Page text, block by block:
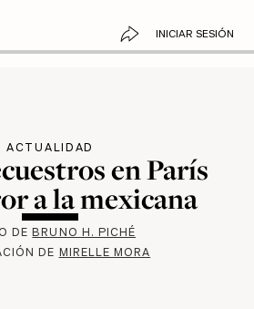
INICIAR SESIÓN
ACTUALIDAD
en París
a la mexicana
DEBRUNO H. PICHÉ
DE MIRELLE MORA